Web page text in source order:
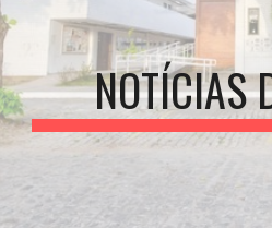
NOTÍCIAS